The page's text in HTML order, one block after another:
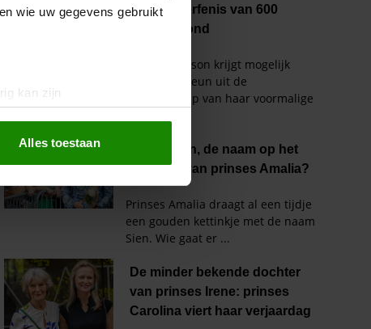
wie uw gegevens gebruikt
kan zijn
te bieden en om ons
partners voor social
informatie die u aan ze heeft
Alles toestaan